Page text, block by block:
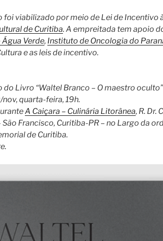
foi viabilizado por meio de Lei de Incentivo
de Curitiba. A empreitada tem apoio
Verde, Instituto de Oncologia do
e as leis de incentivo.
do Livro “Waltel Branco – O maestro oculto”
nov, quarta-feira, 19h.
A Caiçara – Culinária Litorânea, R. Dr.
São Francisco, Curitiba-PR – no Largo da
de Curitiba.